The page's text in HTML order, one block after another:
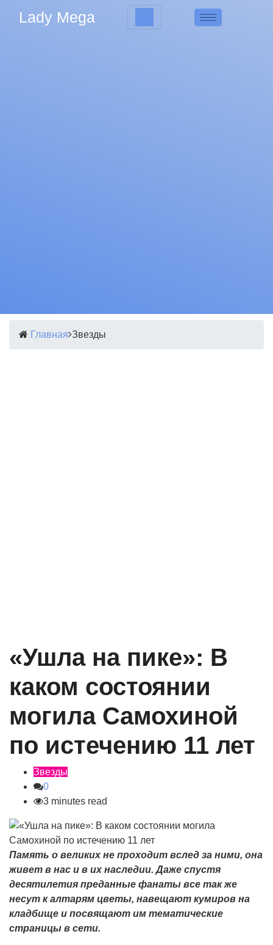
Lady Mega
Главная Звезды
«Ушла на пике»: В
каком состоянии
могила Самохиной
по истечению 11 лет
Звезды
0
3 minutes read
Память о великих не проходит вслед за ними, она
живет в нас и в их наследии. Даже спустя
десятилетия преданные фанаты все так же
несут к алтарям цветы, навещают кумиров на
кладбище и посвящают им тематические
страницы в сети.